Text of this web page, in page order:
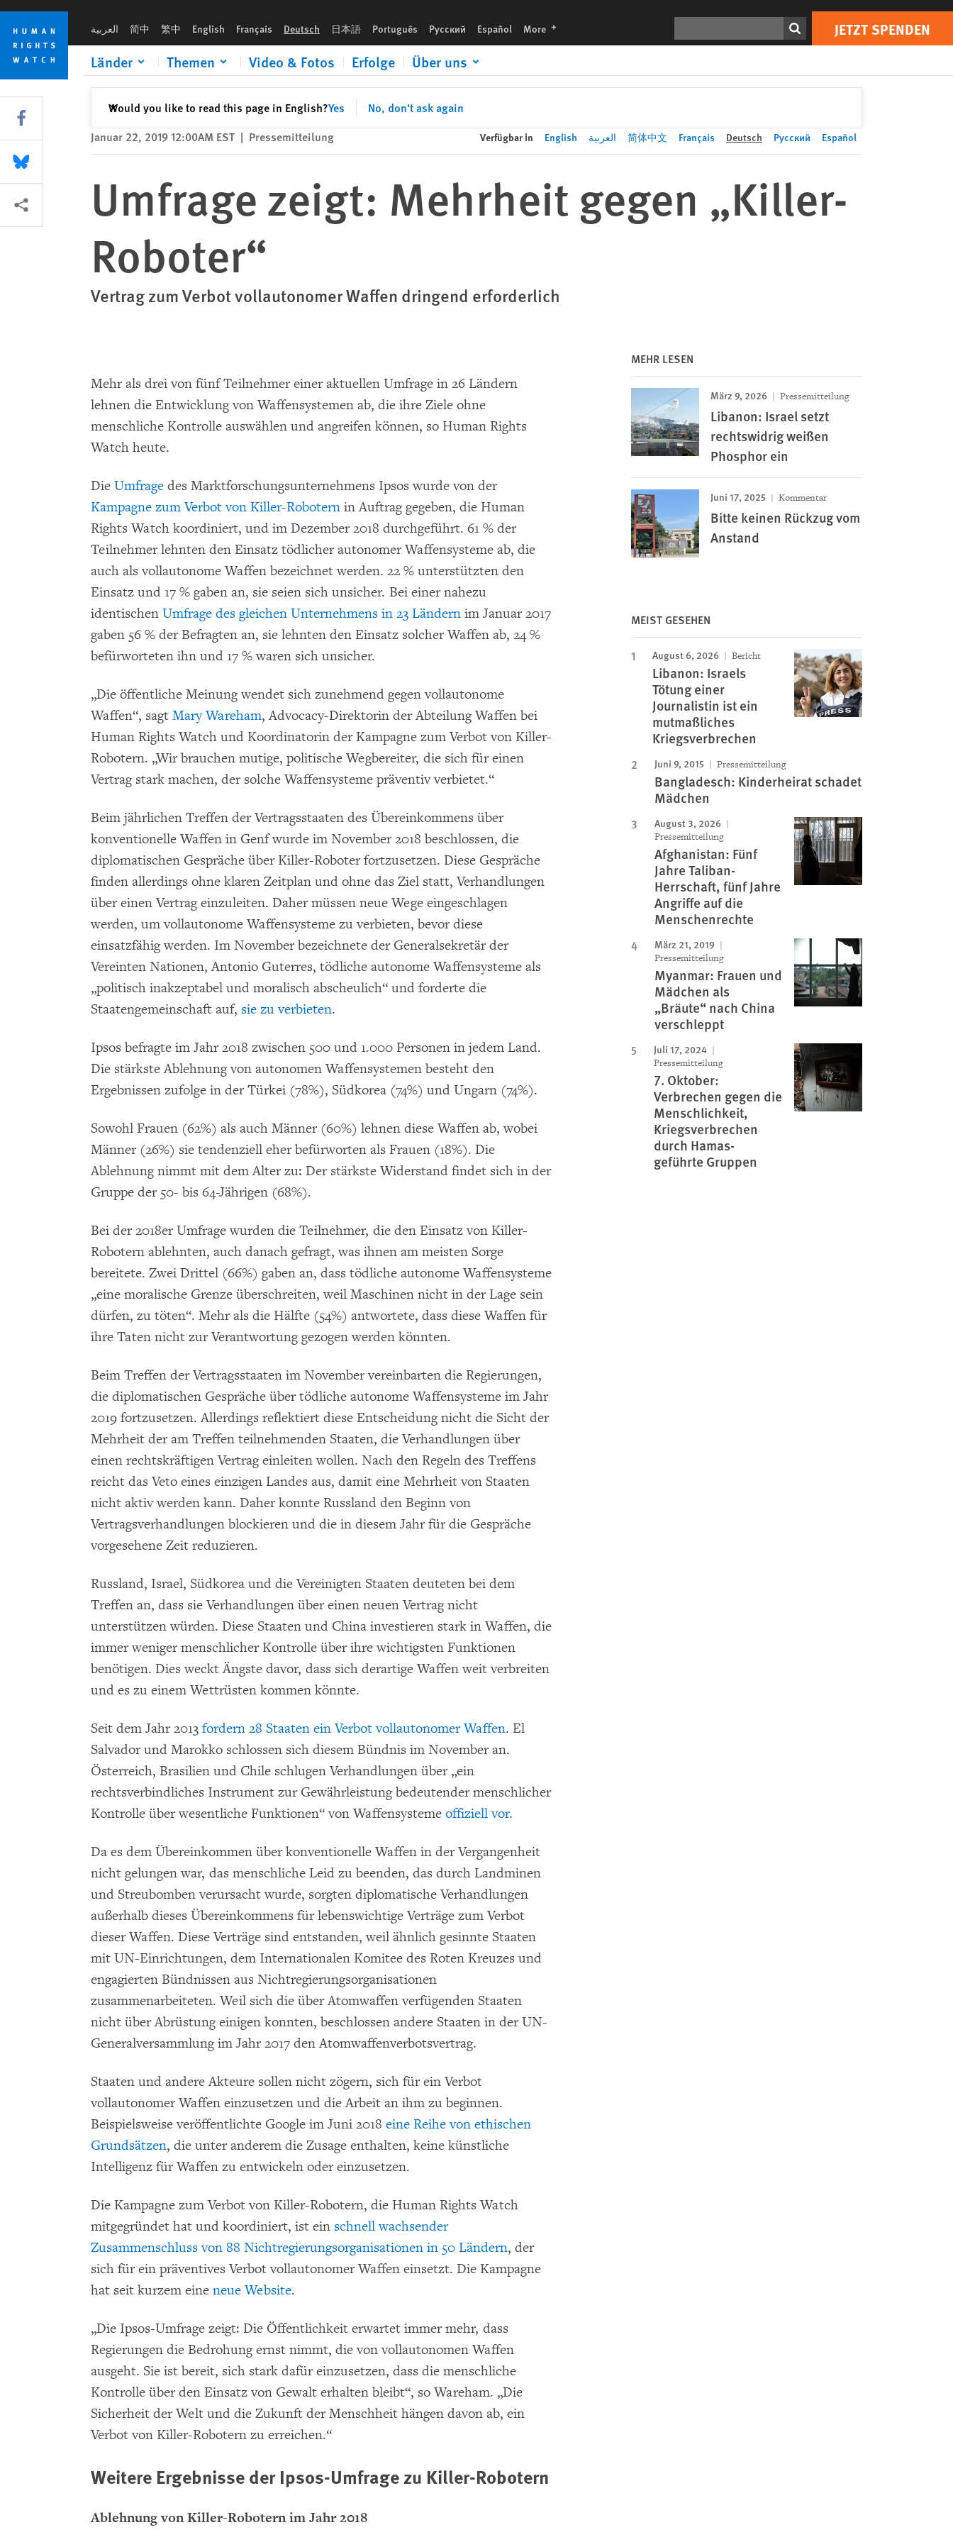
Skip
cookie
privacy
notice
Skip
main
content
العربية 简中 繁中 English Français Deutsch 日本語 Português Русский Español More languages JETZT SPENDEN
Länder Themen Video & Fotos Erfolge Über uns
Would you like to read this page in English?Yes No, don't ask again
✕Schließen
Print JETZT SPENDEN
Januar 22, 2019 12:00AM EST | Pressemitteilung Verfügbar in English العربية 简体中文 Français Deutsch Русский Español
Umfrage zeigt: Mehrheit gegen „Killer-
Roboter“
Vertrag zum Verbot vollautonomer Waffen dringend erforderlich
Mehr als drei von fünf Teilnehmer einer aktuellen Umfrage in 26 Ländern
lehnen die Entwicklung von Waffensystemen ab, die ihre Ziele ohne
menschliche Kontrolle auswählen und angreifen können, so Human Rights
Watch heute.
Die Umfrage des Marktforschungsunternehmens Ipsos wurde von der
Kampagne zum Verbot von Killer-Robotern in Auftrag gegeben, die Human
Rights Watch koordiniert, und im Dezember 2018 durchgeführt. 61 % der
Teilnehmer lehnten den Einsatz tödlicher autonomer Waffensysteme ab, die
auch als vollautonome Waffen bezeichnet werden. 22 % unterstützten den
Einsatz und 17 % gaben an, sie seien sich unsicher. Bei einer nahezu
identischen Umfrage des gleichen Unternehmens in 23 Ländern im Januar 2017
gaben 56 % der Befragten an, sie lehnten den Einsatz solcher Waffen ab, 24 %
befürworteten ihn und 17 % waren sich unsicher.
„Die öffentliche Meinung wendet sich zunehmend gegen vollautonome
Waffen“, sagt Mary Wareham, Advocacy-Direktorin der Abteilung Waffen bei
Human Rights Watch und Koordinatorin der Kampagne zum Verbot von Killer-
Robotern. „Wir brauchen mutige, politische Wegbereiter, die sich für einen
Vertrag stark machen, der solche Waffensysteme präventiv verbietet.“
Beim jährlichen Treffen der Vertragsstaaten des Übereinkommens über
konventionelle Waffen in Genf wurde im November 2018 beschlossen, die
diplomatischen Gespräche über Killer-Roboter fortzusetzen. Diese Gespräche
finden allerdings ohne klaren Zeitplan und ohne das Ziel statt, Verhandlungen
über einen Vertrag einzuleiten. Daher müssen neue Wege eingeschlagen
werden, um vollautonome Waffensysteme zu verbieten, bevor diese
einsatzfähig werden. Im November bezeichnete der Generalsekretär der
Vereinten Nationen, Antonio Guterres, tödliche autonome Waffensysteme als
„politisch inakzeptabel und moralisch abscheulich“ und forderte die
Staatengemeinschaft auf, sie zu verbieten.
Ipsos befragte im Jahr 2018 zwischen 500 und 1.000 Personen in jedem Land.
Die stärkste Ablehnung von autonomen Waffensystemen besteht den
Ergebnissen zufolge in der Türkei (78%), Südkorea (74%) und Ungarn (74%).
Sowohl Frauen (62%) als auch Männer (60%) lehnen diese Waffen ab, wobei
Männer (26%) sie tendenziell eher befürworten als Frauen (18%). Die
Ablehnung nimmt mit dem Alter zu: Der stärkste Widerstand findet sich in der
Gruppe der 50- bis 64-Jährigen (68%).
Bei der 2018er Umfrage wurden die Teilnehmer, die den Einsatz von Killer-
Robotern ablehnten, auch danach gefragt, was ihnen am meisten Sorge
bereitete. Zwei Drittel (66%) gaben an, dass tödliche autonome Waffensysteme
„eine moralische Grenze überschreiten, weil Maschinen nicht in der Lage sein
dürfen, zu töten“. Mehr als die Hälfte (54%) antwortete, dass diese Waffen für
ihre Taten nicht zur Verantwortung gezogen werden könnten.
Beim Treffen der Vertragsstaaten im November vereinbarten die Regierungen,
die diplomatischen Gespräche über tödliche autonome Waffensysteme im Jahr
2019 fortzusetzen. Allerdings reflektiert diese Entscheidung nicht die Sicht der
Mehrheit der am Treffen teilnehmenden Staaten, die Verhandlungen über
einen rechtskräftigen Vertrag einleiten wollen. Nach den Regeln des Treffens
reicht das Veto eines einzigen Landes aus, damit eine Mehrheit von Staaten
nicht aktiv werden kann. Daher konnte Russland den Beginn von
Vertragsverhandlungen blockieren und die in diesem Jahr für die Gespräche
vorgesehene Zeit reduzieren.
Russland, Israel, Südkorea und die Vereinigten Staaten deuteten bei dem
Treffen an, dass sie Verhandlungen über einen neuen Vertrag nicht
unterstützen würden. Diese Staaten und China investieren stark in Waffen, die
immer weniger menschlicher Kontrolle über ihre wichtigsten Funktionen
benötigen. Dies weckt Ängste davor, dass sich derartige Waffen weit verbreiten
und es zu einem Wettrüsten kommen könnte.
Seit dem Jahr 2013 fordern 28 Staaten ein Verbot vollautonomer Waffen. El
Salvador und Marokko schlossen sich diesem Bündnis im November an.
Österreich, Brasilien und Chile schlugen Verhandlungen über „ein
rechtsverbindliches Instrument zur Gewährleistung bedeutender menschlicher
Kontrolle über wesentliche Funktionen“ von Waffensysteme offiziell vor.
Da es dem Übereinkommen über konventionelle Waffen in der Vergangenheit
nicht gelungen war, das menschliche Leid zu beenden, das durch Landminen
und Streubomben verursacht wurde, sorgten diplomatische Verhandlungen
außerhalb dieses Übereinkommens für lebenswichtige Verträge zum Verbot
dieser Waffen. Diese Verträge sind entstanden, weil ähnlich gesinnte Staaten
mit UN-Einrichtungen, dem Internationalen Komitee des Roten Kreuzes und
engagierten Bündnissen aus Nichtregierungsorganisationen
zusammenarbeiteten. Weil sich die über Atomwaffen verfügenden Staaten
nicht über Abrüstung einigen konnten, beschlossen andere Staaten in der UN-
Generalversammlung im Jahr 2017 den Atomwaffenverbotsvertrag.
Staaten und andere Akteure sollen nicht zögern, sich für ein Verbot
vollautonomer Waffen einzusetzen und die Arbeit an ihm zu beginnen.
Beispielsweise veröffentlichte Google im Juni 2018 eine Reihe von ethischen
Grundsätzen, die unter anderem die Zusage enthalten, keine künstliche
Intelligenz für Waffen zu entwickeln oder einzusetzen.
Die Kampagne zum Verbot von Killer-Robotern, die Human Rights Watch
mitgegründet hat und koordiniert, ist ein schnell wachsender
Zusammenschluss von 88 Nichtregierungsorganisationen in 50 Ländern, der
sich für ein präventives Verbot vollautonomer Waffen einsetzt. Die Kampagne
hat seit kurzem eine neue Website.
„Die Ipsos-Umfrage zeigt: Die Öffentlichkeit erwartet immer mehr, dass
Regierungen die Bedrohung ernst nimmt, die von vollautonomen Waffen
ausgeht. Sie ist bereit, sich stark dafür einzusetzen, dass die menschliche
Kontrolle über den Einsatz von Gewalt erhalten bleibt“, so Wareham. „Die
Sicherheit der Welt und die Zukunft der Menschheit hängen davon ab, ein
Verbot von Killer-Robotern zu erreichen.“
Weitere Ergebnisse der Ipsos-Umfrage zu Killer-Robotern
Ablehnung von Killer-Robotern im Jahr 2018
MEHR LESEN
März 9, 2026 Pressemitteilung
Libanon: Israel setzt
rechtswidrig weißen
Phosphor ein
Juni 17, 2025 Kommentar
Bitte keinen Rückzug vom
Anstand
MEIST GESEHEN
August 6, 2026 Bericht
Libanon: Israels
Tötung einer
Journalistin ist ein
mutmaßliches
Kriegsverbrechen
Juni 9, 2015 Pressemitteilung
Bangladesch: Kinderheirat schadet
Mädchen
August 3, 2026
Pressemitteilung
Afghanistan: Fünf
Jahre Taliban-
Herrschaft, fünf Jahre
Angriffe auf die
Menschenrechte
März 21, 2019
Pressemitteilung
Myanmar: Frauen und
Mädchen als
„Bräute“ nach China
verschleppt
Juli 17, 2024
Pressemitteilung
7. Oktober:
Verbrechen gegen die
Menschlichkeit,
Kriegsverbrechen
durch Hamas-
geführte Gruppen
Share this via Facebook
Share this via Bluesky
More sharing options